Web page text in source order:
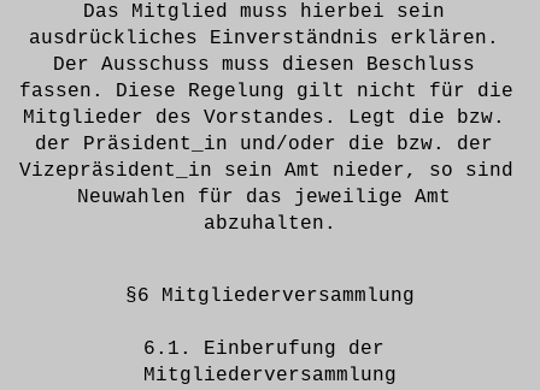
Das Mitglied muss hierbei sein
ausdrückliches Einverständnis erklären.
Der Ausschuss muss diesen Beschluss
fassen. Diese Regelung gilt nicht für die
Mitglieder des Vorstandes. Legt die bzw.
der Präsident_in und/oder die bzw. der
Vizepräsident_in sein Amt nieder, so sind
Neuwahlen für das jeweilige Amt
abzuhalten.
§6 Mitgliederversammlung
6.1. Einberufung der
Mitgliederversammlung